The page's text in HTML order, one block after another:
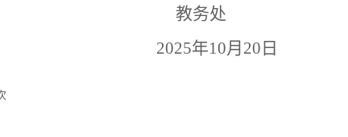
教务处
2025年10月 20 日